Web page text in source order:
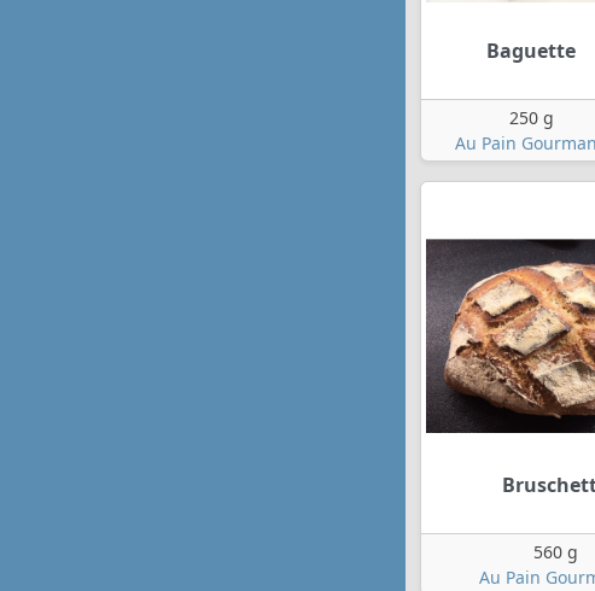
Baguette
250 g
Au Pain
560 g
Au Pain